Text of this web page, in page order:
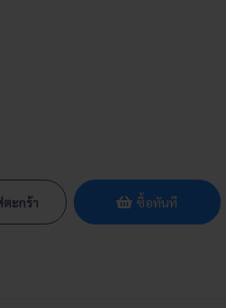
ตะกร้า ซื้อทันที